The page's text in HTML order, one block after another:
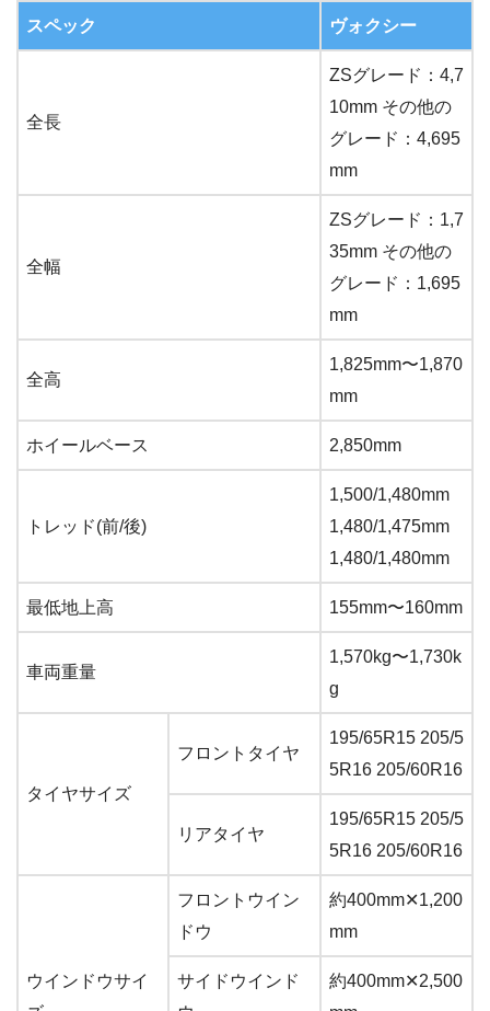
スペック ヴォクシー
全長
ZSグレード：4,7
10mm その他の
グレード：4,695
mm
全幅
ZSグレード：1,7
35mm その他の
グレード：1,695
mm
全高
1,825mm〜1,870
mm
ホイールベース 2,850mm
トレッド(前/後)
1,500/1,480mm
1,480/1,475mm
1,480/1,480mm
最低地上高 155mm〜160mm
車両重量
1,570kg〜1,730k
g
タイヤサイズ
フロントタイヤ
195/65R15 205/5
5R16 205/60R16
リアタイヤ
195/65R15 205/5
5R16 205/60R16
ウインドウサイ
フロントウイン
ドウ
約400mm✕1,200
mm
サイドウインド
約400mm✕2,500